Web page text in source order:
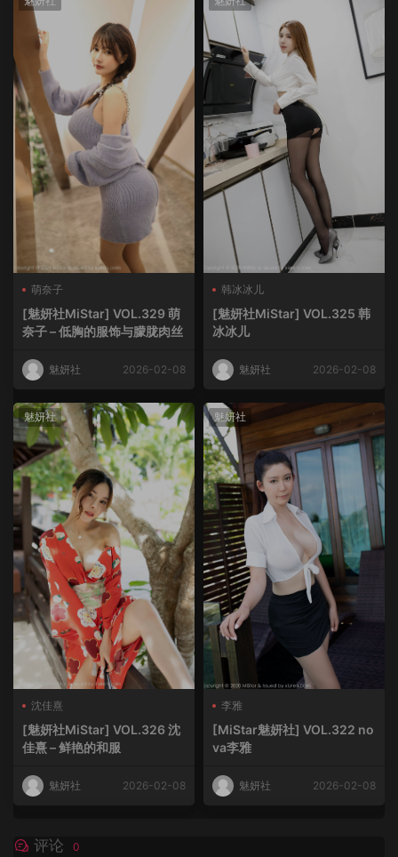
萌奈子
[魅妍社MiStar] VOL.329 萌
奈子 – 低胸的服饰与朦胧肉丝
魅妍社 2026-02-08
韩冰冰儿
[魅妍社MiStar] VOL.325 韩
冰冰儿
魅妍社 2026-02-08
魅妍社
沈佳熹
[魅妍社MiStar] VOL.326 沈
佳熹 – 鲜艳的和服
魅妍社 2026-02-08
魅妍社
李雅
[MiStar魅妍社] VOL.322 no
va李雅
魅妍社 2026-02-08
评论 0